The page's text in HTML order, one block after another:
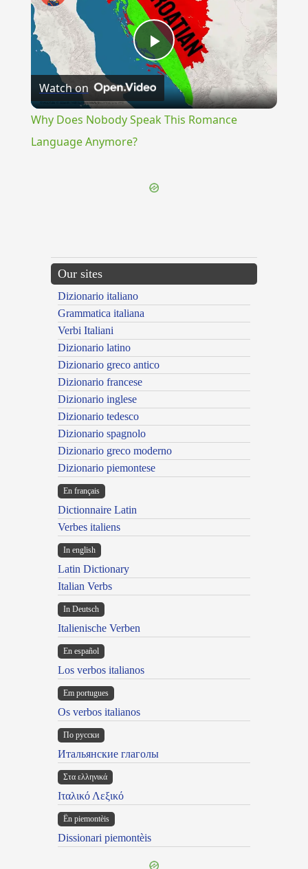
Play
Video
Watch on
Why Does Nobody Speak This Romance
Language Anymore?
Our sites
Dizionario italiano
Grammatica italiana
Verbi Italiani
Dizionario latino
Dizionario greco antico
Dizionario francese
Dizionario inglese
Dizionario tedesco
Dizionario spagnolo
Dizionario greco moderno
Dizionario piemontese
En français
Dictionnaire Latin
Verbes italiens
In english
Latin Dictionary
Italian Verbs
In Deutsch
Italienische Verben
En español
Los verbos italianos
Em portugues
Os verbos italianos
По русски
Итальянские глаголы
Στα ελληνικά
Ιταλικό Λεξικό
Ën piemontèis
Dissionari piemontèis